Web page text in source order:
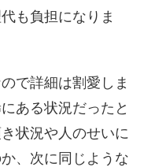
も負担になりま
で詳細は割愛しま
ある状況だったと
状況や人のせいに
、次に同じような